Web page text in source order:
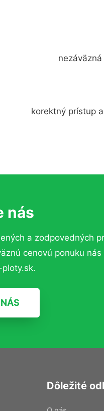
korektný prístup
nás
a zodpovedných
cenovú ponuku
Dôležité